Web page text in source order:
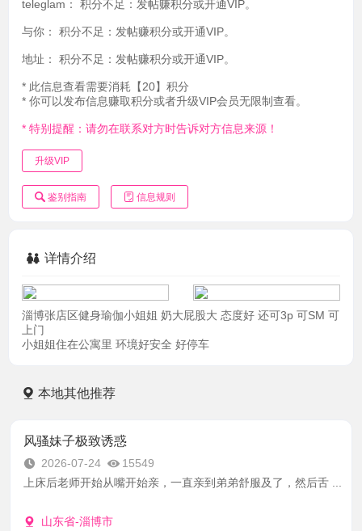
teleglam： 积分不足：发帖赚积分或开通VIP。
与你： 积分不足：发帖赚积分或开通VIP。
地址： 积分不足：发帖赚积分或开通VIP。
* 此信息查看需要消耗【20】积分
* 你可以发布信息赚取积分或者升级VIP会员无限制查看。
* 特别提醒：请勿在联系对方时告诉对方信息来源！
升级VIP
鉴别指南 信息规则
详情介绍
淄博张店区健身瑜伽小姐姐 奶大屁股大 态度好 还可3p 可SM 可
上门
小姐姐住在公寓里 环境好安全 好停车
本地其他推荐
风骚妹子极致诱惑
2026-07-24
15549
上床后老师开始从嘴开始亲，一直亲到弟弟舒服及了，然后舌 ...
山东省-淄博市